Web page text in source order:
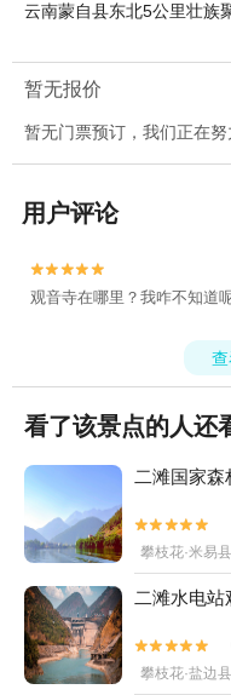
云南蒙自县东北5公里壮族
暂无报价
暂无门票预订，我们正在
用户评论


观音寺在哪里？我咋不知道
看了该景点的人还
二滩国家森


攀枝花·米易县
二滩水电站


攀枝花·盐边县